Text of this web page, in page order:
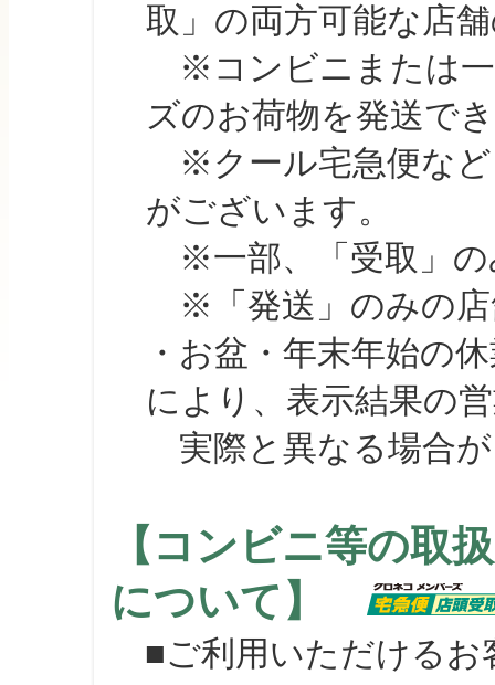
取」の両方可能な店
※コンビニまたは一
ズのお荷物を発送で
※クール宅急便など
がございます。
※一部、「受取」の
※「発送」のみの店
・お盆・年末年始の
により、表示結果の
実際と異なる場合が
【コンビニ等の取
について】
■ご利用いただけるお